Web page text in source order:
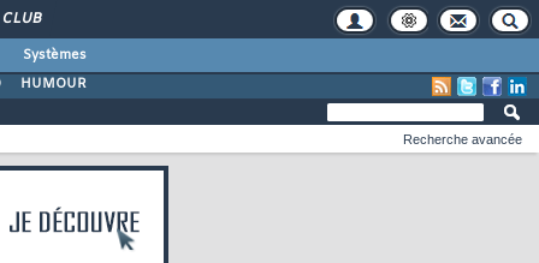
CLUB
Systèmes
HUMOUR
Recherche avancée